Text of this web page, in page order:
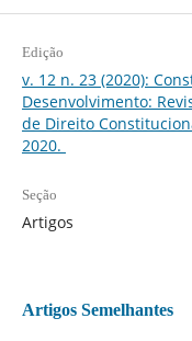
Edição
v. 12 n. 23 (2020):
Desenvolvimento:
de Direito
2020.
Seção
Artigos
Artigos Semelhantes